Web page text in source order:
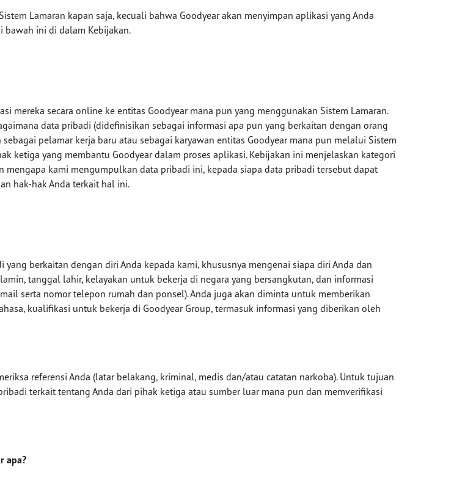
Lamaran kapan saja, kecuali bahwa Goodyear akan menyimpan aplikasi yang Anda
bawah ini di dalam Kebijakan.
mereka secara online ke entitas Goodyear mana pun yang menggunakan Sistem Lamaran.
data pribadi (didefinisikan sebagai informasi apa pun yang berkaitan dengan orang
pelamar kerja baru atau sebagai karyawan entitas Goodyear mana pun melalui Sistem
ketiga yang membantu Goodyear dalam proses aplikasi. Kebijakan ini menjelaskan kategori
kami mengumpulkan data pribadi ini, kepada siapa data pribadi tersebut dapat
hak-hak Anda terkait hal ini.
berkaitan dengan diri Anda kepada kami, khususnya mengenai siapa diri Anda dan
tanggal lahir, kelayakan untuk bekerja di negara yang bersangkutan, dan informasi
serta nomor telepon rumah dan ponsel). Anda juga akan diminta untuk memberikan
kualifikasi untuk bekerja di Goodyear Group, termasuk informasi yang diberikan oleh
referensi Anda (latar belakang, kriminal, medis dan/atau catatan narkoba). Untuk tujuan
terkait tentang Anda dari pihak ketiga atau sumber luar mana pun dan memverifikasi
apa?